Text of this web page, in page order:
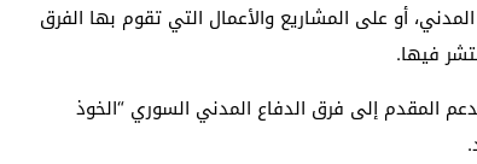
أو على المشاريع والأعمال التي تقوم بها الفرق
فيها.
المقدم إلى فرق الدفاع المدني السوري “الخوذ
.